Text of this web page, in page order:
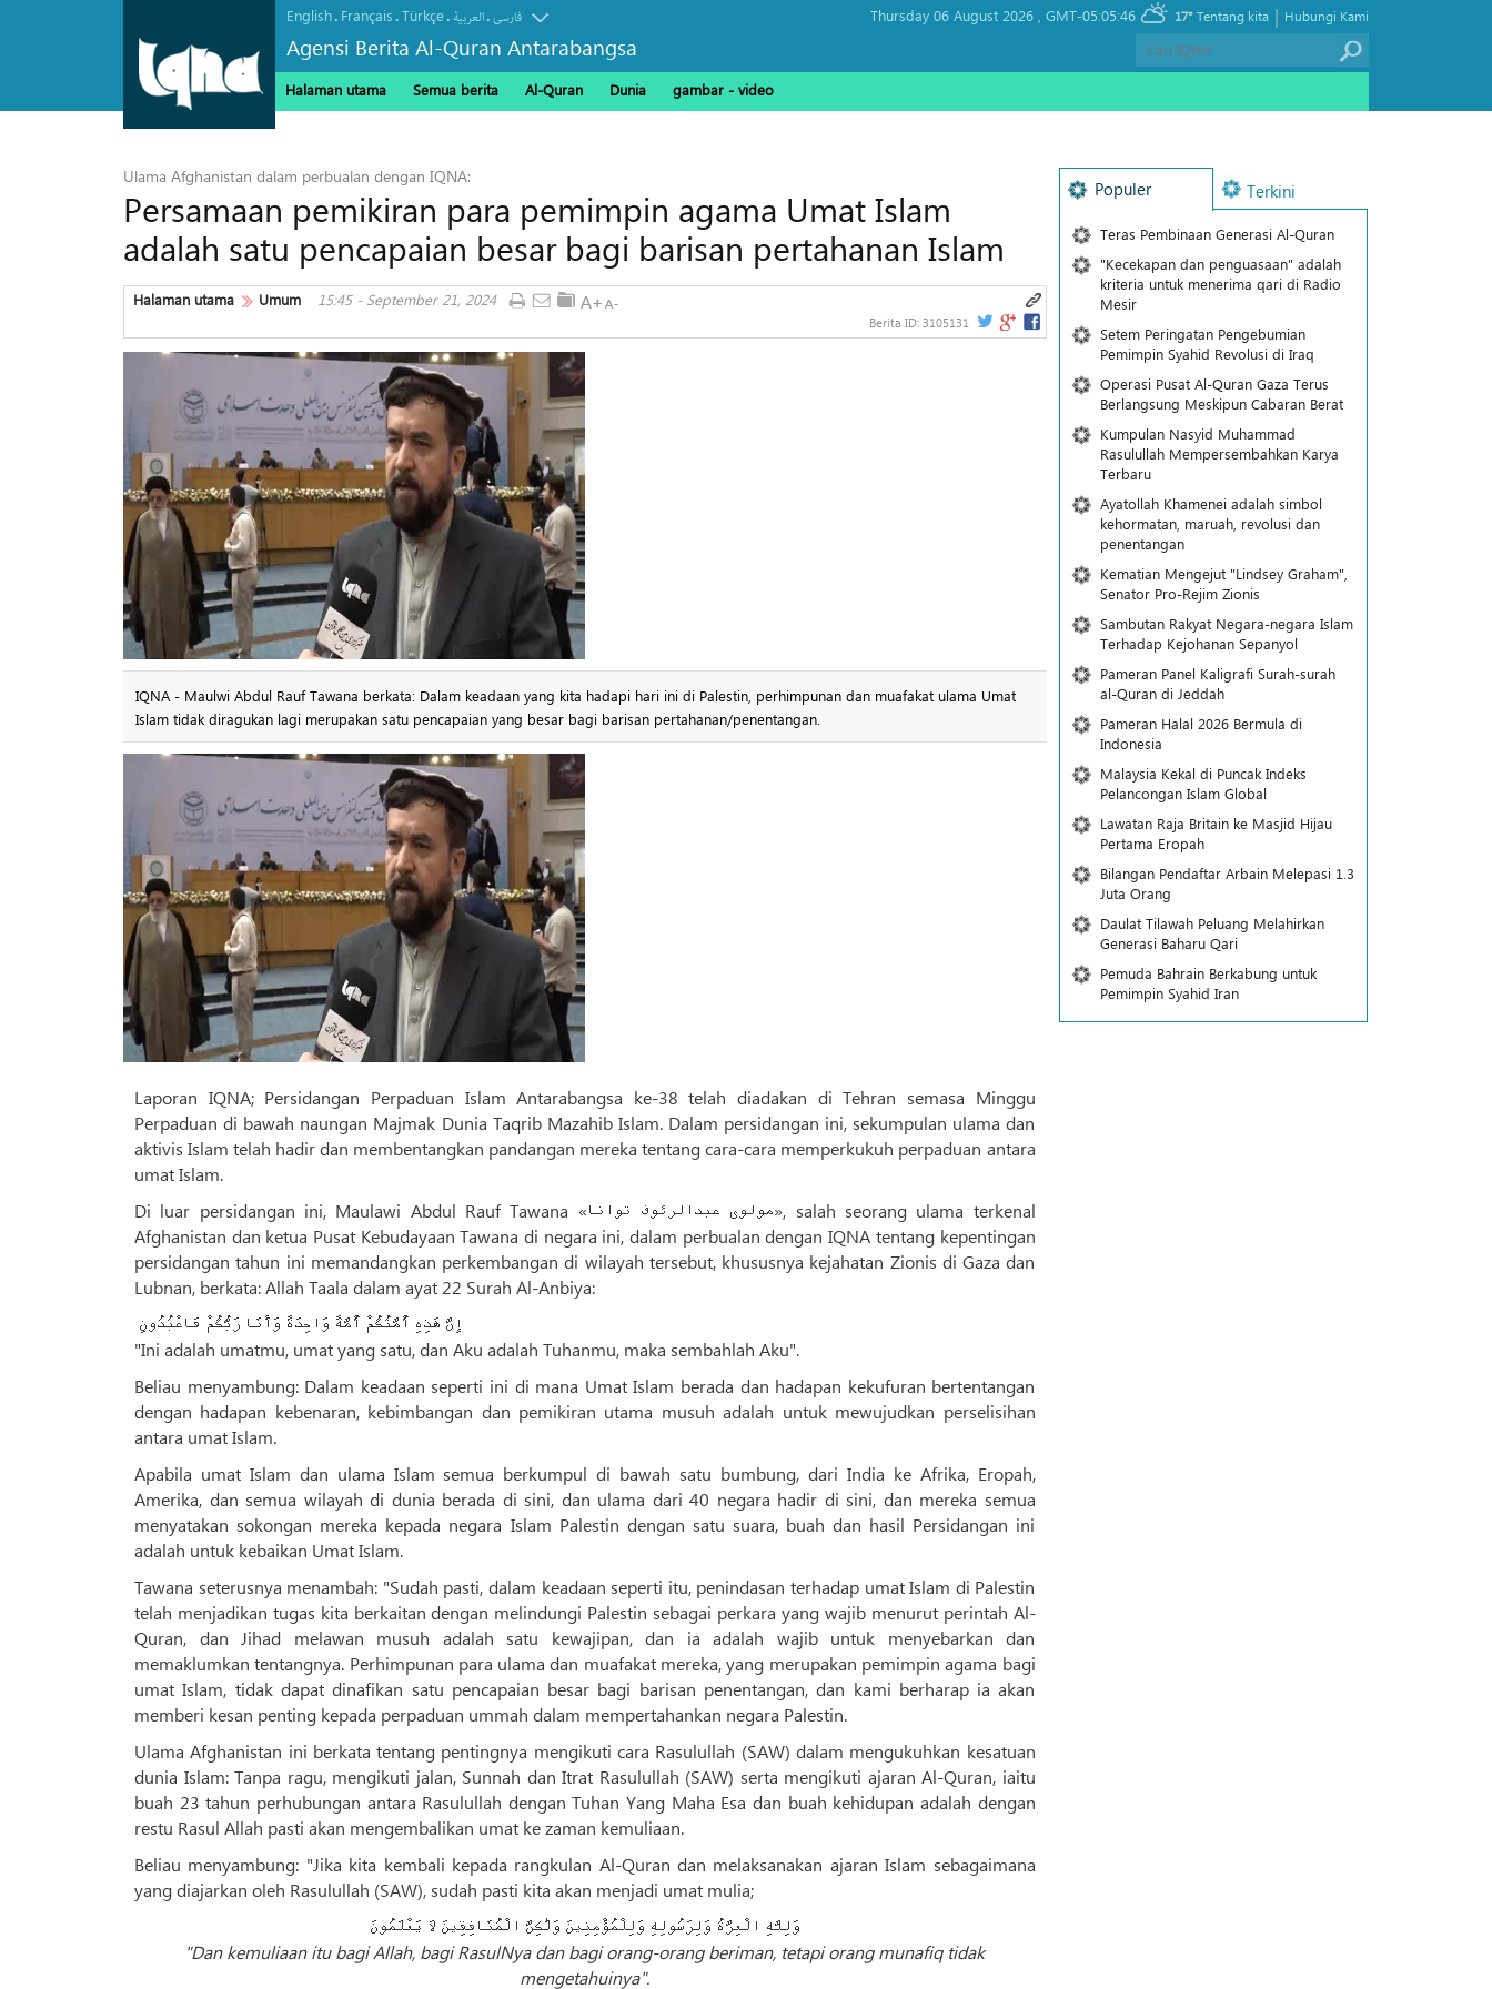
English. Français.Türkçe. العربیة.فارسی
Agensi Berita Al-Quran Antarabangsa
Thursday 06 August 2026 , GMT-05:05:46 17° Hubungi Kami
|
Tentang kita
Halaman utama Semua berita Al-Quran Dunia gambar - video
Ulama Afghanistan dalam perbualan dengan IQNA:
Persamaan pemikiran para pemimpin agama Umat Islam
adalah satu pencapaian besar bagi barisan pertahanan Islam
Halaman utama Umum 15:45 - September 21, 2024
Berita ID: 3105131
IQNA - Maulwi Abdul Rauf Tawana berkata: Dalam keadaan yang kita hadapi hari ini di Palestin, perhimpunan dan muafakat ulama Umat
Islam tidak diragukan lagi merupakan satu pencapaian yang besar bagi barisan pertahanan/penentangan.
Laporan IQNA; Persidangan Perpaduan Islam Antarabangsa ke-38 telah diadakan di Tehran semasa Minggu
Perpaduan di bawah naungan Majmak Dunia Taqrib Mazahib Islam. Dalam persidangan ini, sekumpulan ulama dan
aktivis Islam telah hadir dan membentangkan pandangan mereka tentang cara-cara memperkukuh perpaduan antara
umat Islam.
Di luar persidangan ini, Maulawi Abdul Rauf Tawana «مولوی عبدالرئوف توانا», salah seorang ulama terkenal
Afghanistan dan ketua Pusat Kebudayaan Tawana di negara ini, dalam perbualan dengan IQNA tentang kepentingan
persidangan tahun ini memandangkan perkembangan di wilayah tersebut, khususnya kejahatan Zionis di Gaza dan
Lubnan, berkata: Allah Taala dalam ayat 22 Surah Al-Anbiya:
إِنَّ هَذِهِ أُمَّتُكُمْ أُمَّةً وَاحِدَةً وَأَنَا رَبُّكُمْ فَاعْبُدُونِ
"Ini adalah umatmu, umat yang satu, dan Aku adalah Tuhanmu, maka sembahlah Aku".
Beliau menyambung: Dalam keadaan seperti ini di mana Umat Islam berada dan hadapan kekufuran bertentangan
dengan hadapan kebenaran, kebimbangan dan pemikiran utama musuh adalah untuk mewujudkan perselisihan
antara umat Islam.
Apabila umat Islam dan ulama Islam semua berkumpul di bawah satu bumbung, dari India ke Afrika, Eropah,
Amerika, dan semua wilayah di dunia berada di sini, dan ulama dari 40 negara hadir di sini, dan mereka semua
menyatakan sokongan mereka kepada negara Islam Palestin dengan satu suara, buah dan hasil Persidangan ini
adalah untuk kebaikan Umat Islam.
Tawana seterusnya menambah: "Sudah pasti, dalam keadaan seperti itu, penindasan terhadap umat Islam di Palestin
telah menjadikan tugas kita berkaitan dengan melindungi Palestin sebagai perkara yang wajib menurut perintah Al-
Quran, dan Jihad melawan musuh adalah satu kewajipan, dan ia adalah wajib untuk menyebarkan dan
memaklumkan tentangnya. Perhimpunan para ulama dan muafakat mereka, yang merupakan pemimpin agama bagi
umat Islam, tidak dapat dinafikan satu pencapaian besar bagi barisan penentangan, dan kami berharap ia akan
memberi kesan penting kepada perpaduan ummah dalam mempertahankan negara Palestin.
Ulama Afghanistan ini berkata tentang pentingnya mengikuti cara Rasulullah (SAW) dalam mengukuhkan kesatuan
dunia Islam: Tanpa ragu, mengikuti jalan, Sunnah dan Itrat Rasulullah (SAW) serta mengikuti ajaran Al-Quran, iaitu
buah 23 tahun perhubungan antara Rasulullah dengan Tuhan Yang Maha Esa dan buah kehidupan adalah dengan
restu Rasul Allah pasti akan mengembalikan umat ke zaman kemuliaan.
Beliau menyambung: "Jika kita kembali kepada rangkulan Al-Quran dan melaksanakan ajaran Islam sebagaimana
yang diajarkan oleh Rasulullah (SAW), sudah pasti kita akan menjadi umat mulia;
وَلِلَّهِ الْعِزَّةُ وَلِرَسُولِهِ وَلِلْمُؤْمِنِينَ وَلَٰكِنَّ الْمُنَافِقِينَ لَا يَعْلَمُونَ
"Dan kemuliaan itu bagi Allah, bagi RasulNya dan bagi orang-orang beriman, tetapi orang munafiq tidak
mengetahuinya".
Populer Terkini
Teras Pembinaan Generasi Al-Quran
"Kecekapan dan penguasaan" adalah
kriteria untuk menerima qari di Radio
Mesir
Setem Peringatan Pengebumian
Pemimpin Syahid Revolusi di Iraq
Operasi Pusat Al-Quran Gaza Terus
Berlangsung Meskipun Cabaran Berat
Kumpulan Nasyid Muhammad
Rasulullah Mempersembahkan Karya
Terbaru
Ayatollah Khamenei adalah simbol
kehormatan, maruah, revolusi dan
penentangan
Kematian Mengejut "Lindsey Graham",
Senator Pro-Rejim Zionis
Sambutan Rakyat Negara-negara Islam
Terhadap Kejohanan Sepanyol
Pameran Panel Kaligrafi Surah-surah
al-Quran di Jeddah
Pameran Halal 2026 Bermula di
Indonesia
Malaysia Kekal di Puncak Indeks
Pelancongan Islam Global
Lawatan Raja Britain ke Masjid Hijau
Pertama Eropah
Bilangan Pendaftar Arbain Melepasi 1.3
Juta Orang
Daulat Tilawah Peluang Melahirkan
Generasi Baharu Qari
Pemuda Bahrain Berkabung untuk
Pemimpin Syahid Iran